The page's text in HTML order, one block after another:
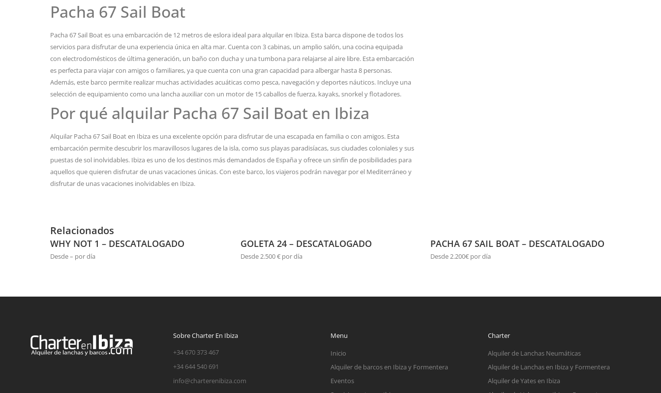
Pacha 67 Sail Boat
Pacha 67 Sail Boat es una embarcación de 12 metros de eslora ideal para alquilar en Ibiza. Esta barca dispone de todos los
servicios para disfrutar de una experiencia única en alta mar. Cuenta con 3 cabinas, un amplio salón, una cocina equipada
con electrodomésticos de última generación, un baño con ducha y una tumbona para relajarse al aire libre. Esta embarcación
es perfecta para viajar con amigos o familiares, ya que cuenta con una gran capacidad para albergar hasta 8 personas.
Además, este barco permite realizar muchas actividades acuáticas como pesca, navegación y deportes náuticos. Incluye una
selección de equipamiento como una lancha auxiliar con un motor de 15 caballos de fuerza, kayaks, snorkel y flotadores.
Por qué alquilar Pacha 67 Sail Boat en Ibiza
Alquilar Pacha 67 Sail Boat en Ibiza es una excelente opción para disfrutar de una escapada en familia o con amigos. Esta
embarcación permite descubrir los maravillosos lugares de la isla, como sus playas paradisíacas, sus ciudades coloniales y sus
puestas de sol inolvidables. Ibiza es uno de los destinos más demandados de España y ofrece un sinfín de posibilidades para
aquellos que quieren disfrutar de unas vacaciones únicas. Con este barco, los viajeros podrán navegar por el Mediterráneo y
disfrutar de unas vacaciones inolvidables en Ibiza.
Relacionados
WHY NOT 1 – DESCATALOGADO
Desde – por día
GOLETA 24 – DESCATALOGADO
Desde 2.500 € por día
PACHA 67 SAIL BOAT – DESCATALOGADO
Desde 2.200€ por día
Sobre Charter En Ibiza
+34 670 373 467
+34 644 540 691
info@charterenibiza.com
Menu
Inicio
Alquiler de barcos en Ibiza y Formentera
Eventos
Charter
Alquiler de Lanchas Neumáticas
Alquiler de Lanchas en Ibiza y Formentera
Alquiler de Yates en Ibiza